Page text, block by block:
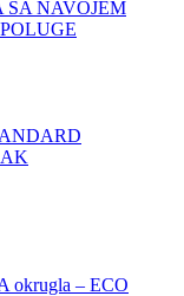
NAVOJEM
okrugla – ECO